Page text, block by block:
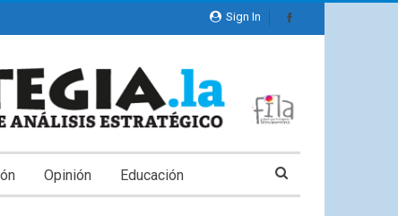
Sign In
Opinión Educación